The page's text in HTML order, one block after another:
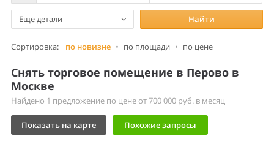
Еще детали Найти
Сортировка: по новизне • по площади • по цене
Снять торговое помещение в Перово в
Москве
Найдено 1 предложение по цене от 700 000 руб. в месяц
Показать на карте Похожие запросы